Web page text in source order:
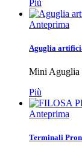
Più
Anteprima
Aguglia
Mini Aguglia
Più
Anteprima
Terminali